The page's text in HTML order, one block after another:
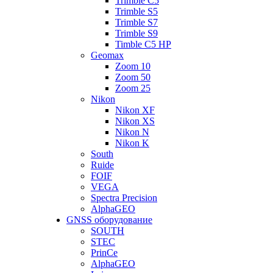
Trimble S5
Trimble S7
Trimble S9
Timble C5 HP
Geomax
Zoom 10
Zoom 50
Zoom 25
Nikon
Nikon XF
Nikon XS
Nikon N
Nikon K
South
Ruide
FOIF
VEGA
Spectra Precision
AlphaGEO
GNSS оборудование
SOUTH
STEC
PrinCe
AlphaGEO